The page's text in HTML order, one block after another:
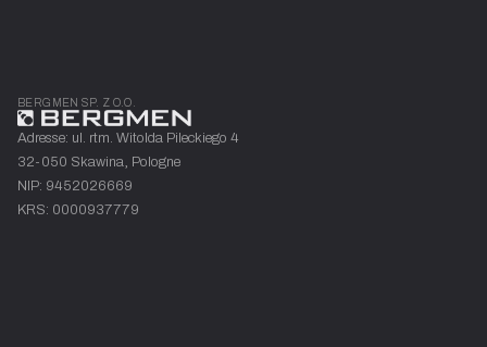
BERGMEN SP. Z O.O.
Adresse: ul. rtm. Witolda Pileckiego 4
32-050 Skawina, Pologne
NIP: 9452026669
KRS: 0000937779